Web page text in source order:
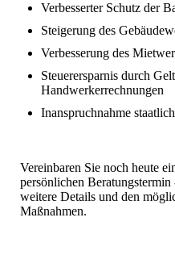
Verbesserter Schutz der
Steigerung des
Verbesserung des
Steuerersparnis durch
Handwerkerrechnungen
Inanspruchnahme
Vereinbaren Sie noch heute
persönlichen
weitere Details und den
Maßnahmen.